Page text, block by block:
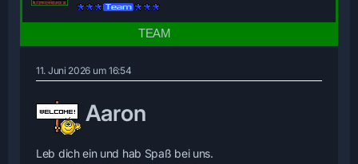
11. Juni 2026 um 16:54
Aaron
Leb dich ein und hab Spaß bei uns.